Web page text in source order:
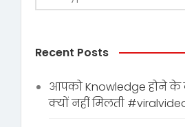
Recent Posts
आपको Knowledge होने के
क्यों नहीं मिलती